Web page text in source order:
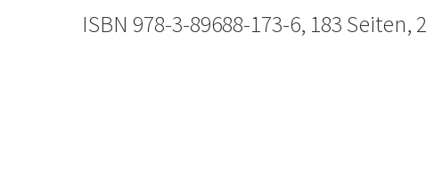
ISBN 978-3-89688-173-6, 183 Seiten,